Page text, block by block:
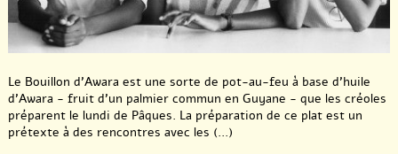
Le Bouillon d’Awara est une sorte de pot-au-feu à base d’huile
d’Awara - fruit d’un palmier commun en Guyane - que les créoles
préparent le lundi de Pâques. La préparation de ce plat est un
prétexte à des rencontres avec les (...)